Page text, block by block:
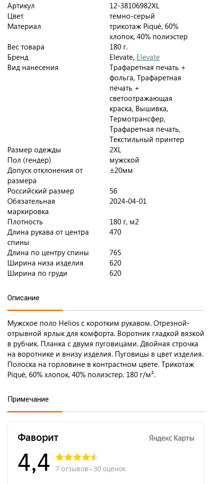
Артикул
12-38106982XL
Цвет
темно-серый
Материал
трикотаж Piqué, 60%
хлопок, 40% полиэстер
Вес товара
180 г.
Бренд
Elevate, Elevate
Вид нанесения
Трафаретная печать +
фольга, Трафаретная
печать +
светоотражающая
краска, Вышивка,
Термотрансфер,
Трафаретная печать,
Текстильный принтер
Размер одежды
2XL
Пол (гендер)
мужской
Допуск отклонения от
размера
±20мм
Российский размер
56
Обязательная
маркировка
2024-04-01
Плотность
180 г, м2
Длина рукава от центра
спины
470
Длина по центру спины
765
Ширина низа изделия
620
Ширина по груди
620
Описание
Мужское поло Helios с коротким рукавом. Отрезной-
отрывной ярлык для комфорта. Воротник гладкой вязкой
в рубчик. Планка с двумя пуговицами. Двойная строчка
на воротнике и внизу изделия. Пуговицы в цвет изделия.
Полоска на горловине в контрастном цвете. Трикотаж
Piqué, 60% хлопок, 40% полиэстер. 180 г/м².
Примечание